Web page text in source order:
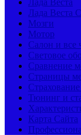
Лада Веста
Лада Веста
Мозги
Мотор
Салон и все
Световое
Сравнение
Страницы
Тюнинг и
Карта Сайта